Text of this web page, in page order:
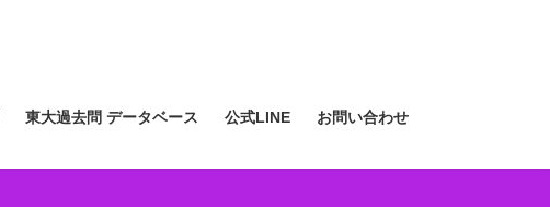
東大過去問 データベース 公式LINE お問い合わせ